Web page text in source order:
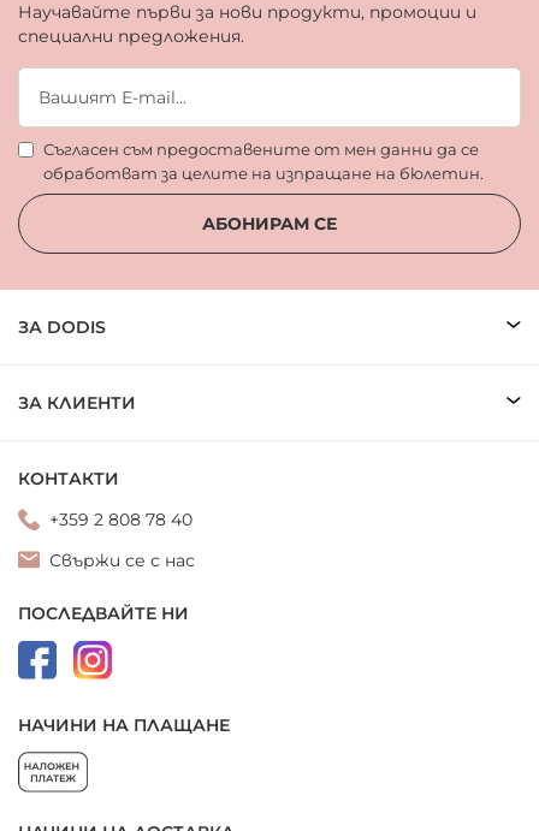
Научавайте първи за нови продукти, промоции и
специални предложения.
Съгласен съм предоставените от мен данни да се
обработват за целите на изпращане на бюлетин.
АБОНИРАМ СЕ
ЗА DODIS
ЗА КЛИЕНТИ
КОНТАКТИ
+359 2 808 78 40
Свържи се с нас
ПОСЛЕДВАЙТЕ НИ
НАЧИНИ НА ПЛАЩАНЕ